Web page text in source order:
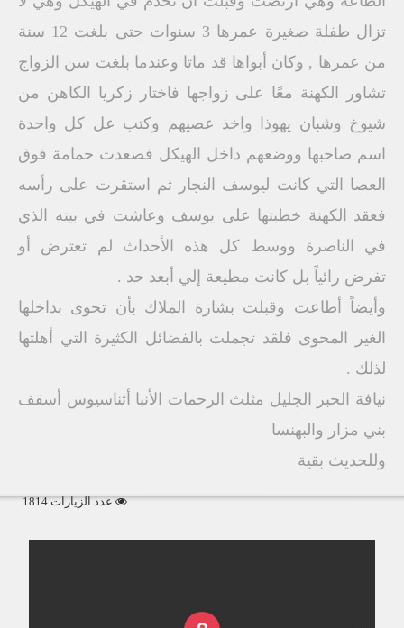
تزال طفلة صغيرة عمرها 3 سنوات حتى بلغت 12 سنة
من عمرها , وكان أبواها قد ماتا وعندما بلغت سن الزواج
تشاور الكهنة معًا على زواجها فاختار زكريا الكاهن من
شيوخ وشبان يهوذا واخذ عصيهم وكتب عل كل واحدة
اسم صاحبها ووضعهم داخل الهيكل فصعدت حمامة فوق
العصا التي كانت ليوسف النجار ثم استقرت على رأسه
فعقد الكهنة خطبتها على يوسف وعاشت في بيته الذي
في الناصرة ووسط كل هذه الأحداث لم تعترض أو
تفرض رائياً بل كانت مطيعة إلي أبعد حد .
وأيضاً أطاعت وقبلت بشارة الملاك بأن تحوى بداخلها
الغير المحوى فلقد تجملت بالفضائل الكثيرة التي أهلتها
لذلك .
نيافة الحبر الجليل مثلث الرحمات الأنبا أثناسيوس أسقف
بني مزار والبهنسا
وللحديث بقية
عدد الزيارات 1814